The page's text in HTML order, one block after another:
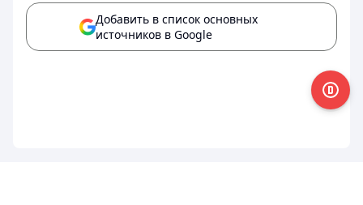
Добавить в список основных
источников в Google